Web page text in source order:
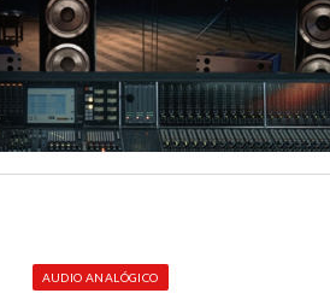
AUDIO ANALÓGICO